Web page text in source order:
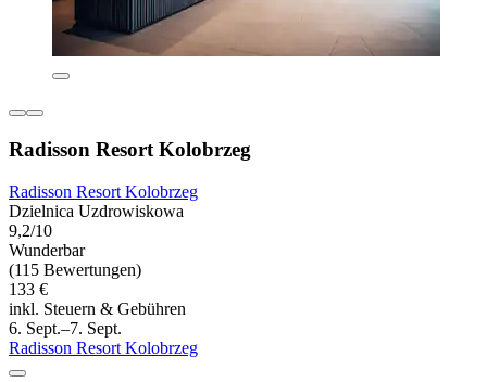
Radisson Resort Kolobrzeg
Radisson Resort Kolobrzeg
Dzielnica Uzdrowiskowa
9,2/10
Wunderbar
(115 Bewertungen)
133 €
inkl. Steuern & Gebühren
6. Sept.–7. Sept.
Radisson Resort Kolobrzeg